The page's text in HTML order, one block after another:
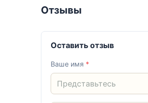
Отзывы
Оставить отзыв
Ваше имя *